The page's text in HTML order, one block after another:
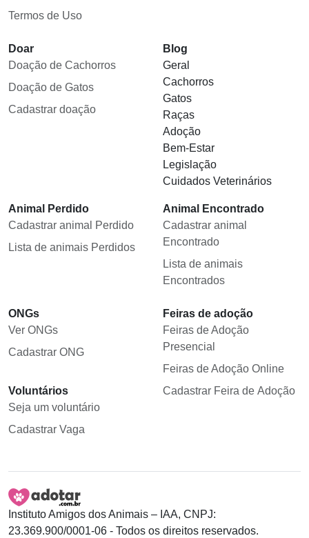
Termos de Uso
Doar
Doação de Cachorros
Doação de Gatos
Cadastrar doação
Blog
Geral
Cachorros
Gatos
Raças
Adoção
Bem-Estar
Legislação
Cuidados Veterinários
Animal Perdido
Cadastrar animal Perdido
Lista de animais Perdidos
Animal Encontrado
Cadastrar animal
Encontrado
Lista de animais
Encontrados
ONGs
Ver ONGs
Cadastrar ONG
Voluntários
Seja um voluntário
Cadastrar Vaga
Feiras de adoção
Feiras de Adoção
Presencial
Feiras de Adoção Online
Cadastrar Feira de Adoção
Instituto Amigos dos Animais – IAA, CNPJ:
23.369.900/0001-06 - Todos os direitos reservados.